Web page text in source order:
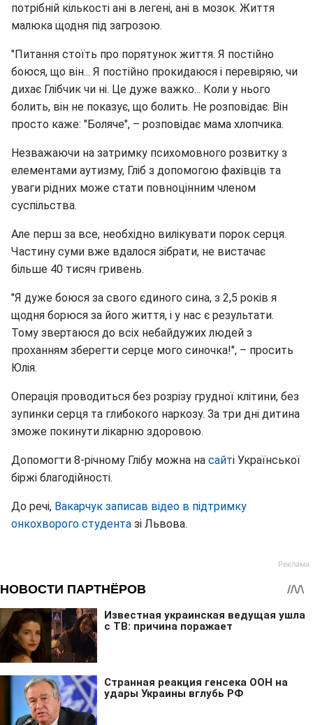
потрібній кількості ані в легені, ані в мозок. Життя
малюка щодня під загрозою.
"Питання стоїть про порятунок життя. Я постійно
боюся, що він... Я постійно прокидаюся і перевіряю, чи
дихає Глібчик чи ні. Це дуже важко... Коли у нього
болить, він не показує, що болить. Не розповідає. Він
просто каже: "Боляче", – розповідає мама хлопчика.
Незважаючи на затримку психомовного розвитку з
елементами аутизму, Гліб з допомогою фахівців та
уваги рідних може стати повноцінним членом
суспільства.
Але перш за все, необхідно вилікувати порок серця.
Частину суми вже вдалося зібрати, не вистачає
більше 40 тисяч гривень.
"Я дуже боюся за свого єдиного сина, з 2,5 років я
щодня борюся за його життя, і у нас є результати.
Тому звертаюся до всіх небайдужих людей з
проханням зберегти серце мого синочка!", – просить
Юлія.
Операція проводиться без розрізу грудної клітини, без
зупинки серця та глибокого наркозу. За три дні дитина
зможе покинути лікарню здоровою.
Допомогти 8-річному Глібу можна на сайті Української
біржі благодійності.
До речі, Вакарчук записав відео в підтримку
онкохворого студента зі Львова.